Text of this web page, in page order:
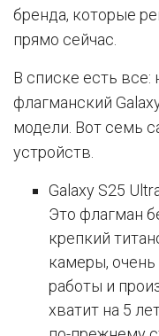
бренда, которые
прямо сейчас.
В списке есть все:
флагманский
модели. Вот семь
устройств.
Galaxy S25
Это флагман
крепкий
камеры,
работы и
хватит на 5